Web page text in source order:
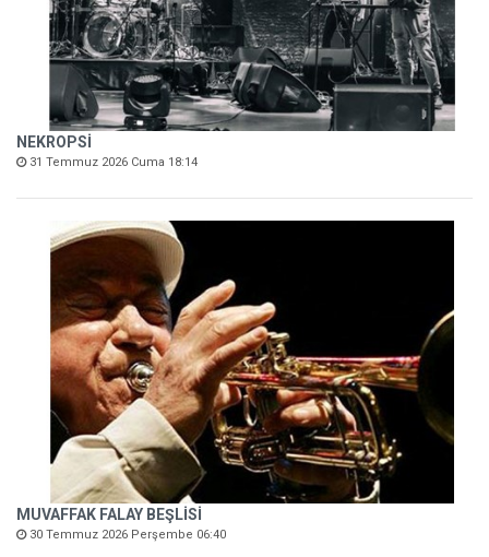
NEKROPSİ
31 Temmuz 2026 Cuma 18:14
MUVAFFAK FALAY BEŞLİSİ
30 Temmuz 2026 Perşembe 06:40